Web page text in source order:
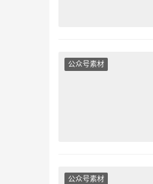
公众号素材
公众号素材